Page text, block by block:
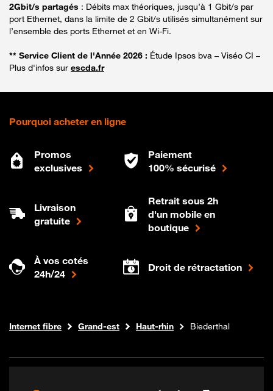
2Gbit/s partagés : Débits max théoriques, jusqu’à 1 Gbit/s par
port Ethernet, dans la limite de 2 Gbit/s utilisés simultanément sur
l’ensemble des ports Ethernet et en Wi-Fi.
** Service Client de l'Année 2026 : Étude Ipsos bva – Viséo CI –
Plus d'infos sur escda.fr
Pourquoi acheter en ligne
Promos
exclusives
Paiement
100% sécurisé
Livraison
gratuite
Retrait sous 2h
d'un mobile en
boutique
À vos cotés
24h/24
Droit de rétractation
Boutique Orange
Internet fibre Grand-est Haut-rhin Biederthal